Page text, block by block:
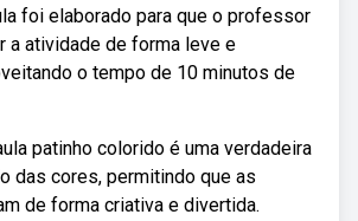
foi elaborado para que o professor
a atividade de forma leve e
o tempo de 10 minutos de
patinho colorido é uma verdadeira
das cores, permitindo que as
de forma criativa e divertida.